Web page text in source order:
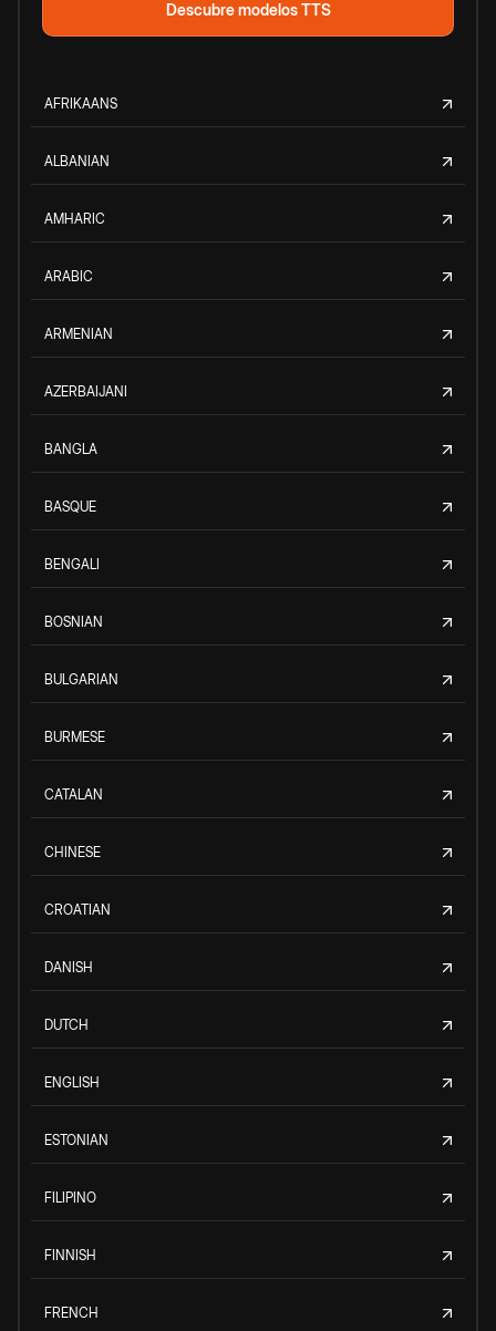
Descubre modelos TTS
AFRIKAANS
ALBANIAN
AMHARIC
ARABIC
ARMENIAN
AZERBAIJANI
BANGLA
BASQUE
BENGALI
BOSNIAN
BULGARIAN
BURMESE
CATALAN
CHINESE
CROATIAN
DANISH
DUTCH
ENGLISH
ESTONIAN
FILIPINO
FINNISH
FRENCH